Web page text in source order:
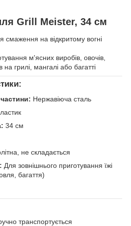
Grill Meister, 34 см
смаження на відкритому вогні
м'ясних виробів, овочів,
на грилі, мангалі або багатті
Нержавіюча сталь
34 см
не складається
Для зовнішнього приготування їжі
багаття)
транспортується